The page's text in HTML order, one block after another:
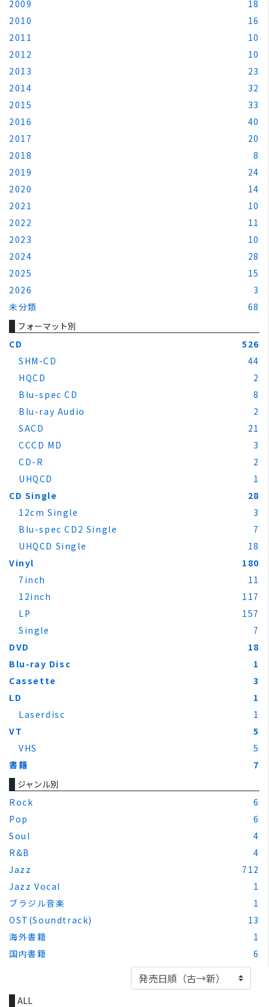
2009
18
2010
16
2011
10
2012
10
2013
23
2014
32
2015
33
2016
40
2017
20
2018
8
2019
24
2020
14
2021
10
2022
11
2023
10
2024
28
2025
15
2026
3
未分類
68
フォーマット別
CD
526
SHM-CD
44
HQCD
2
Blu-spec CD
8
Blu-ray Audio
2
SACD
21
CCCD MD
3
CD-R
2
UHQCD
1
CD Single
28
12cm Single
3
Blu-spec CD2 Single
7
UHQCD Single
18
Vinyl
180
7inch
11
12inch
117
LP
157
Single
7
DVD
18
Blu-ray Disc
1
Cassette
3
LD
1
Laserdisc
1
VT
5
VHS
5
書籍
7
ジャンル別
Rock
6
Pop
6
Soul
4
R&B
4
Jazz
712
Jazz Vocal
1
ブラジル音楽
1
OST(Soundtrack)
13
海外書籍
1
国内書籍
6
ALL